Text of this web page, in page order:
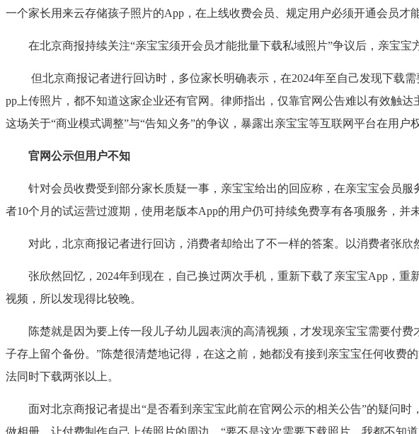
一个家长用来云存储孩子照片的App，在上线收费会员、规定用户必须开通会员才
在北京商报持续关注“亲宝宝须开会员才能批量下载私域照片”争议后，亲宝宝
但北京商报记者进行回访时，多位家长明确表示，在2024年至自己发现下载
pp上传照片，都不知道这家企业还有官网。律师指出，仅靠官网公告难以有效触
这场关于“商业模式调整”与“告知义务”的争议，暴露出亲宝宝等互联网平台在用户
官网公示但用户不知
针对会员收费受到部分家长质疑一事，亲宝宝给出的回应称，在亲宝宝会员服
者10个月的试运营过渡期，使用老版本App的用户仍可持续免费享有各项服务，并
对此，北京商报记者进行回访，消费者却给出了不一样的答案。以消费者张欣
张欣然回忆，2024年到现在，自己换过两次手机，重新下载了亲宝宝App，重
视频，所以发现得比较晚。
陈楚就是因为要上传一段儿子幼儿园表演的高清视频，才发现亲宝宝需要付费
子存上留个备份。”陈楚很清楚地记得，在这之前，她都没有接到亲宝宝任何收
法同时下载两张以上。
面对北京商报记者提出“是否看到亲宝宝此前在官网公示的相关公告”的疑问时
做相册，让付费制作自己上传照片的周边。“要不是这次需要下载照片，我都不